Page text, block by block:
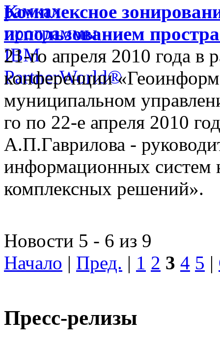
Комплексное
использованием
21-го апреля 2010 года в
конференции
муниципальном
го по 22-е апреля 2010
А.П.Гаврилова -
информационных систем
комплексных решений».
Новости 5 - 6 из 9
Начало | Пред. | 1 2 3 4 5 |
Пресс-релизы